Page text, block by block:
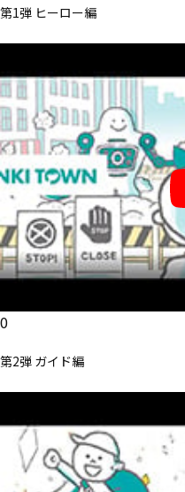
第1弾 ヒーロー編
0
第2弾 ガイド編